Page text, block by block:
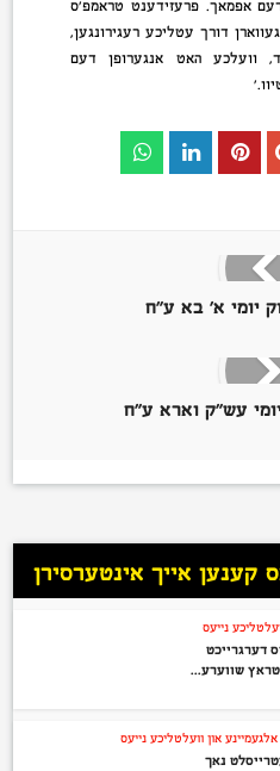
אפמאך. פרעזידענט טראמפ׳ס
דורך עטליכע רעגירונגען,
וועלכע האט אנגערופן דעם
יומי א’ בא ע”ח
עש”ק וארא ע”ח
קענען אייך אינטערסירן
נייעס
דערגרייכט
שווערע...
אלגעמיינע און וועלטליכע נייעס
נאך